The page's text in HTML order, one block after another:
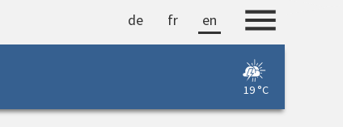
de fr en
19 °C